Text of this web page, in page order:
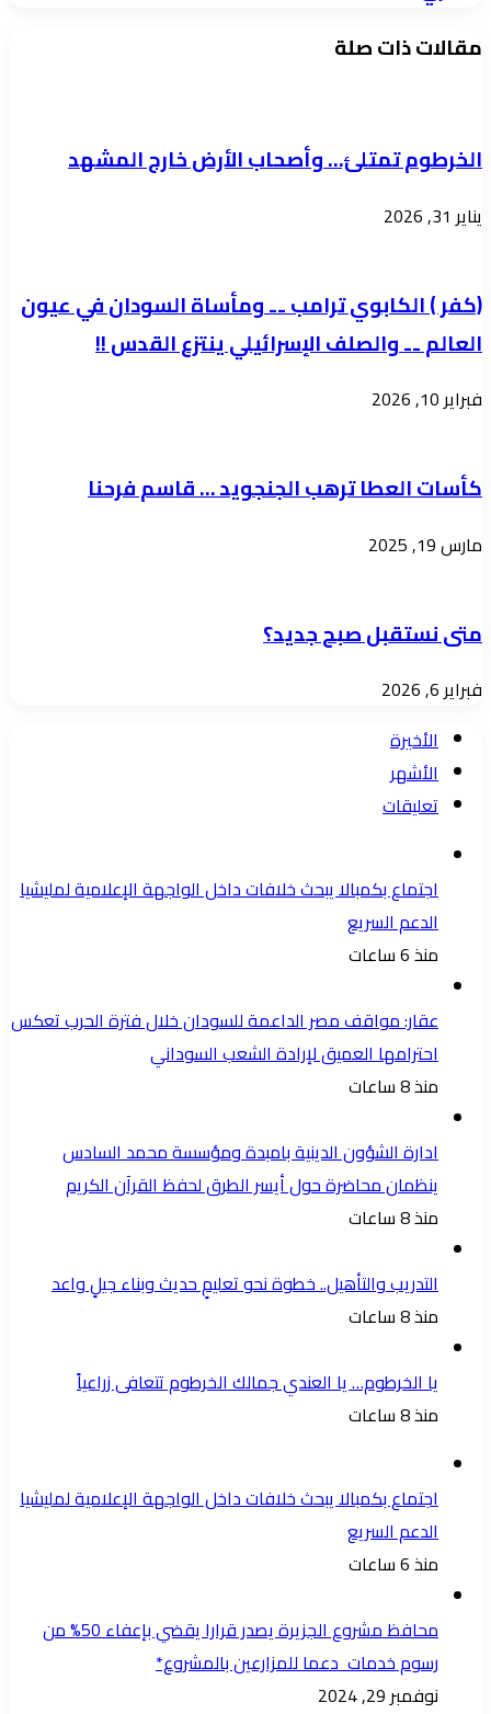
الخرطوم
جابر
تعتمد
10
إنتاجية
بمحلية
امبدة
مقالات ذات صلة
الخرطوم تمتلئ… وأصحاب الأرض خارج المشهد
يناير 31, 2026
(كفر ) الكابوي ترامب ۔۔ ومأساة السودان في عيون
العالم ۔۔ والصلف الإسرائيلي ينتزع القدس !!
فبراير 10, 2026
كأسات العطا ترهب الجنجويد … قاسم فرحنا
مارس 19, 2025
متى نستقبل صبح جديد؟
فبراير 6, 2026
الأخيرة
الأشهر
تعليقات
اجتماع بكمبالا يبحث خلافات داخل الواجهة الإعلامية لمليشيا
الدعم السريع
منذ 6 ساعات
عقار: مواقف مصر الداعمة للسودان خلال فترة الحرب تعكس
احترامها العميق لإرادة الشعب السوداني
منذ 8 ساعات
ادارة الشؤون الدينية بامبدة ومؤسسة محمد السادس
ينظمان محاضرة حول أيسر الطرق لحفظ القرآن الكريم
منذ 8 ساعات
التدريب والتأهيل.. خطوة نحو تعليمٍ حديث وبناء جيلٍ واعد
منذ 8 ساعات
يا الخرطوم… يا العندي جمالك الخرطوم تتعافى زراعياً
منذ 8 ساعات
اجتماع بكمبالا يبحث خلافات داخل الواجهة الإعلامية لمليشيا
الدعم السريع
منذ 6 ساعات
محافظ مشروع الجزيرة يصدر قرارا يقضي بإعفاء 50% من
رسوم خدمات دعما للمزارعين بالمشروع*
نوفمبر 29, 2024